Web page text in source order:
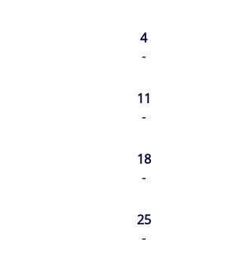
4
-
11
-
18
-
25
-